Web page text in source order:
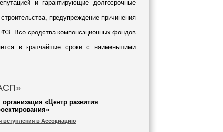
и гарантирующие долгосрочные
предупреждение причинения
Все средства компенсационных фондов
в кратчайшие сроки с наименьшими
«Центр развития
вступления в Ассоциацию